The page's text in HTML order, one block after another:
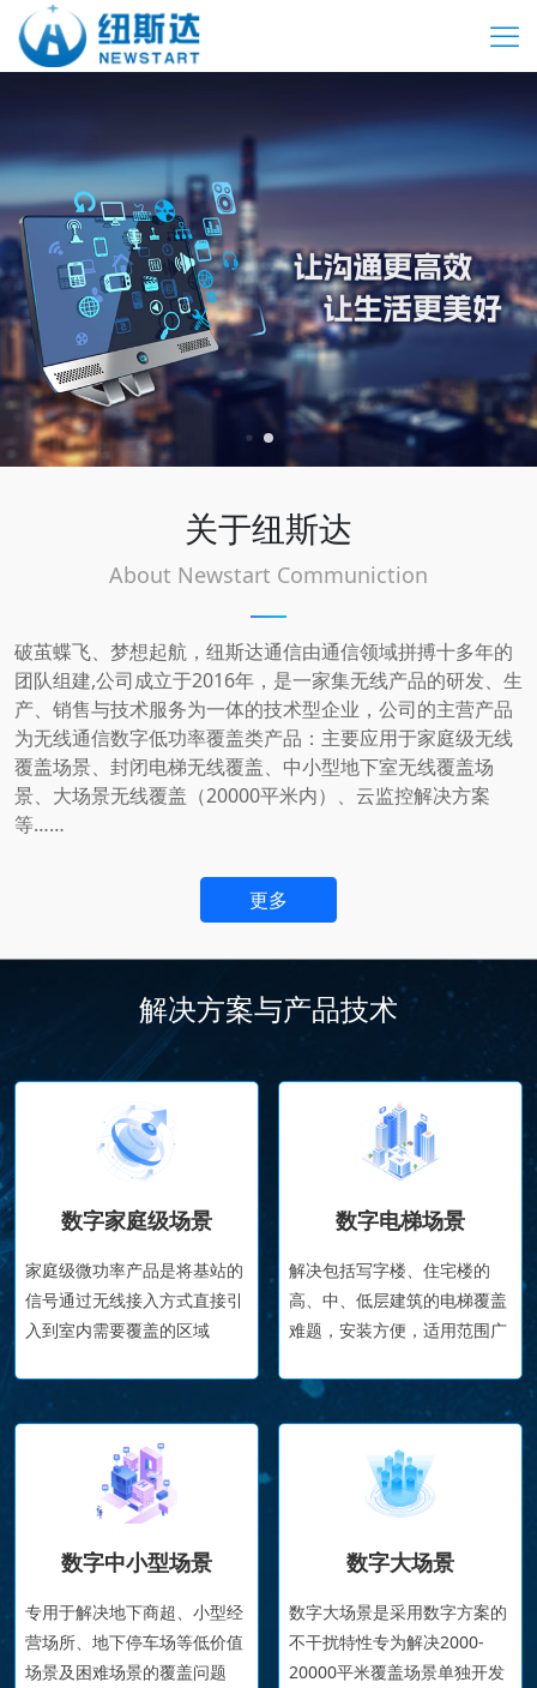
关于纽斯达
About Newstart Communiction
破茧蝶飞、梦想起航，纽斯达通信由通信领域拼搏十多年的
团队组建,公司成立于2016年，是一家集无线产品的研发、生
产、销售与技术服务为一体的技术型企业，公司的主营产品
为无线通信数字低功率覆盖类产品：主要应用于家庭级无线
覆盖场景、封闭电梯无线覆盖、中小型地下室无线覆盖场
景、大场景无线覆盖（20000平米内）、云监控解决方案
等……
更多
解决方案与产品技术
数字家庭级场景
家庭级微功率产品是将基站的
信号通过无线接入方式直接引
入到室内需要覆盖的区域
数字电梯场景
解决包括写字楼、住宅楼的
高、中、低层建筑的电梯覆盖
难题，安装方便，适用范围广
数字中小型场景
专用于解决地下商超、小型经
营场所、地下停车场等低价值
场景及困难场景的覆盖问题
数字大场景
数字大场景是采用数字方案的
不干扰特性专为解决2000-
20000平米覆盖场景单独开发